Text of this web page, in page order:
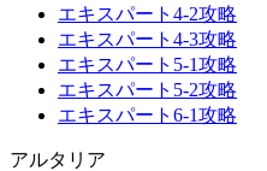
エキスパート4-2攻略
エキスパート4-3攻略
エキスパート5-1攻略
エキスパート5-2攻略
エキスパート6-1攻略
アルタリア